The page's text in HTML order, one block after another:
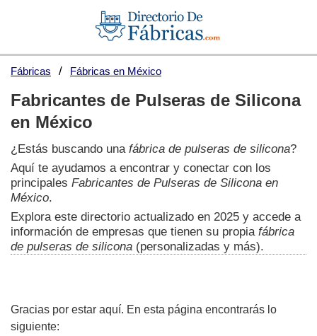
Fábricas Fábricas en México
Fabricantes de Pulseras de Silicona
en México
¿Estás buscando una fábrica de pulseras de silicona?
Aquí te ayudamos a encontrar y conectar con los
principales Fabricantes de Pulseras de Silicona en
México.
Explora este directorio actualizado en 2025 y accede a
información de empresas que tienen su propia fábrica
de pulseras de silicona (personalizadas y más).
Gracias por estar aquí. En esta página encontrarás lo
siguiente: